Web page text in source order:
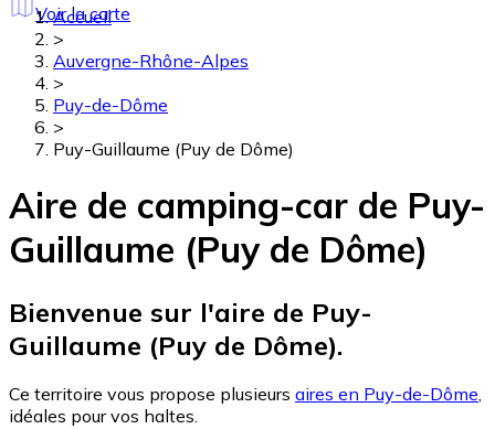
Voir la carte
Accueil
>
Auvergne-Rhône-Alpes
>
Puy-de-Dôme
>
Puy-Guillaume (Puy de Dôme)
Aire de camping-car de Puy-
Guillaume (Puy de Dôme)
Bienvenue sur l'aire de Puy-
Guillaume (Puy de Dôme).
Ce territoire vous propose plusieurs aires en Puy-de-Dôme,
idéales pour vos haltes.